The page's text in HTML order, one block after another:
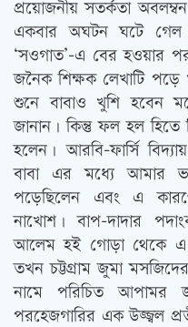
প্রয়োজনীয় সতর্কতা
একবার অঘটন ঘটে
‘সওগাত’-এ বের হওয়ার পর
জনৈক শিক্ষক লেখাটি
শুনে বাবাও খুশি হবেন
জানান। কিন্তু ফল হল হিতে
হলেন। আরবি-ফার্সি
বাবা এর মধ্যে আমার
পড়েছিলেন এবং এ
নাখোশ। বাপ-দাদার
আলেম হই গোড়া থেকে এ
তখন চট্টগ্রাম জুমা
নামে পরিচিত আপামর
পরহেজগারির এক উজ্জ্বল